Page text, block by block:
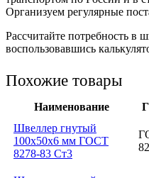
Организуем регулярные
Рассчитайте потребность в
воспользовавшись
Похожие товары
Наименование
Швеллер гнутый
100x50x6 мм ГОСТ
8278-83 Ст3